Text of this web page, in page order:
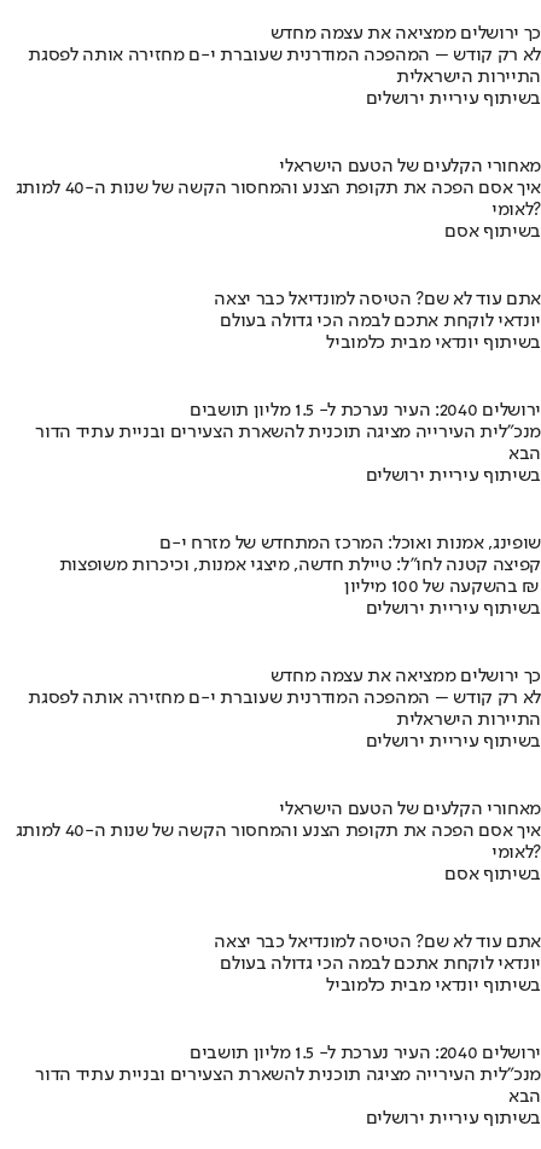
כך ירושלים ממציאה את עצמה מחדש
לא רק קודש – המהפכה המודרנית שעוברת י-ם מחזירה אותה לפסגת
התיירות הישראלית
בשיתוף עיריית ירושלים
מאחורי הקלעים של הטעם הישראלי
איך אסם הפכה את תקופת הצנע והמחסור הקשה של שנות ה-40 למותג
לאומי?
בשיתוף אסם
אתם עוד לא שם? הטיסה למונדיאל כבר יצאה
יונדאי לוקחת אתכם לבמה הכי גדולה בעולם
בשיתוף יונדאי מבית כלמוביל
ירושלים 2040: העיר נערכת ל- 1.5 מליון תושבים
מנכ"לית העירייה מציגה תוכנית להשארת הצעירים ובניית עתיד הדור
הבא
בשיתוף עיריית ירושלים
שופינג, אמנות ואוכל: המרכז המתחדש של מזרח י-ם
קפיצה קטנה לחו"ל: טיילת חדשה, מיצגי אמנות, וכיכרות משופצות
בהשקעה של 100 מיליון ₪
בשיתוף עיריית ירושלים
כך ירושלים ממציאה את עצמה מחדש
לא רק קודש – המהפכה המודרנית שעוברת י-ם מחזירה אותה לפסגת
התיירות הישראלית
בשיתוף עיריית ירושלים
מאחורי הקלעים של הטעם הישראלי
איך אסם הפכה את תקופת הצנע והמחסור הקשה של שנות ה-40 למותג
לאומי?
בשיתוף אסם
אתם עוד לא שם? הטיסה למונדיאל כבר יצאה
יונדאי לוקחת אתכם לבמה הכי גדולה בעולם
בשיתוף יונדאי מבית כלמוביל
ירושלים 2040: העיר נערכת ל- 1.5 מליון תושבים
מנכ"לית העירייה מציגה תוכנית להשארת הצעירים ובניית עתיד הדור
הבא
בשיתוף עיריית ירושלים